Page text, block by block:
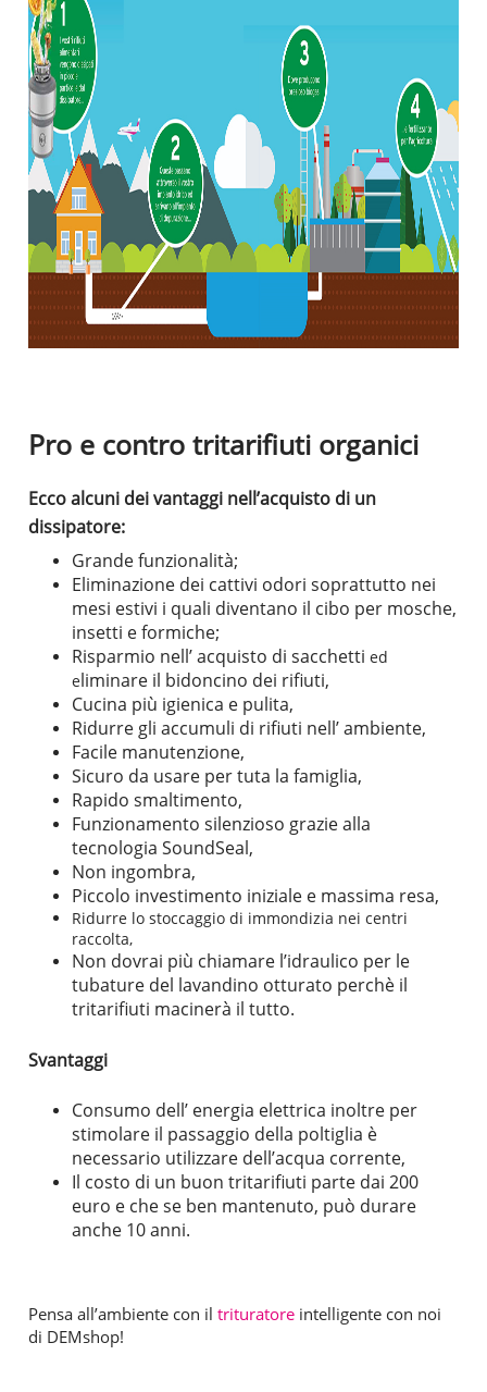
Pro e contro tritarifiuti organici
Ecco alcuni dei vantaggi nell’acquisto di un
dissipatore:
Grande funzionalità;
Eliminazione dei cattivi odori soprattutto nei
mesi estivi i quali diventano il cibo per mosche,
insetti e formiche;
Risparmio nell’ acquisto di sacchetti ed
eliminare il bidoncino dei rifiuti,
Cucina più igienica e pulita,
Ridurre gli accumuli di rifiuti nell’ ambiente,
Facile manutenzione,
Sicuro da usare per tuta la famiglia,
Rapido smaltimento,
Funzionamento silenzioso grazie alla
tecnologia SoundSeal,
Non ingombra,
Piccolo investimento iniziale e massima resa,
Ridurre lo stoccaggio di immondizia nei centri
raccolta,
Non dovrai più chiamare l’idraulico per le
tubature del lavandino otturato perchè il
tritarifiuti macinerà il tutto.
Svantaggi
Consumo dell’ energia elettrica inoltre per
stimolare il passaggio della poltiglia è
necessario utilizzare dell’acqua corrente,
Il costo di un buon tritarifiuti parte dai 200
euro e che se ben mantenuto, può durare
anche 10 anni.
Pensa all’ambiente con il trituratore intelligente con noi
di DEMshop!